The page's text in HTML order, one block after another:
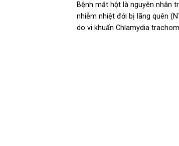
Bệnh mắt hột là nguyên nhân
nhiễm nhiệt đới bị lãng quên
do vi khuẩn Chlamydia